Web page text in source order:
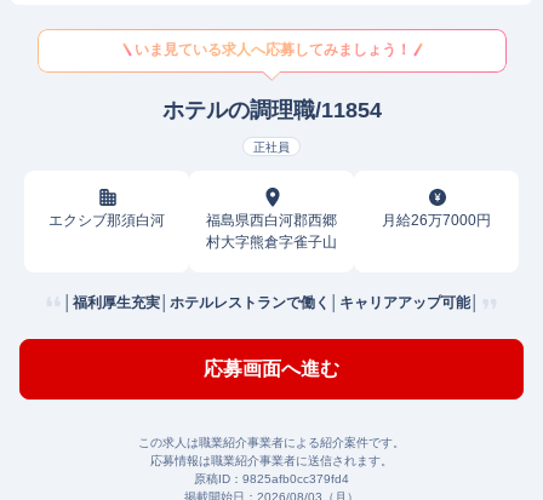
いま見ている求人へ応募してみましょう！
ホテルの調理職/11854
正社員
エクシブ那須白河
福島県西白河郡西郷
村大字熊倉字雀子山
月給26万7000円
│福利厚生充実│ホテルレストランで働く│キャリアアップ可能│
応募画面へ進む
この求人は職業紹介事業者による紹介案件です。
応募情報は職業紹介事業者に送信されます。
原稿ID： 9825afb0cc379fd4
掲載開始日： 2026/08/03（月）